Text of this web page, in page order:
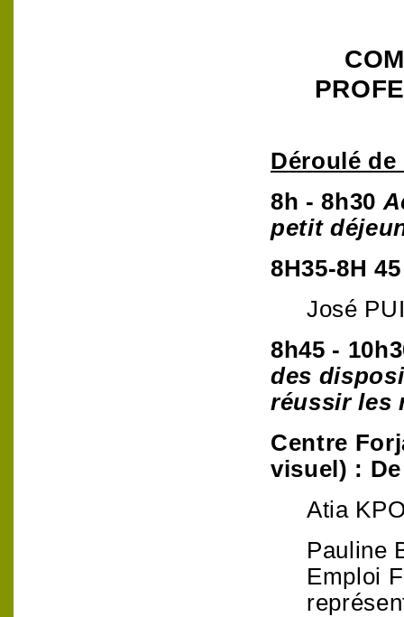
Déroulé
8h - 8h30
petit
8H35-8H
José
8h45 -
des
réussir les
Centre
visuel) :
Atia
Pauline
Emploi